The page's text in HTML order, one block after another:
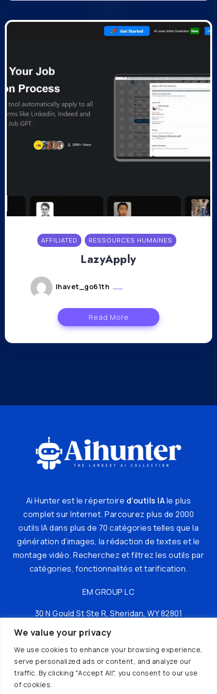
We value your privacy
We use cookies to enhance your browsing experience,
serve personalized ads or content, and analyze our
traffic. By clicking "Accept All", you consent to our use
of cookies.
AFFILIATED RESSOURCES HUMAINES
LazyApply
lhavet_go61th
Read More
Ai Hunter est le répertoire d’outils IAle plus
complet sur Internet. Parcourez plus de 2000
outils IA dans plus de 70 catégories telles que la
génération d’images, la rédaction de textes et le
montage vidéo. Recherchez et filtrez les outils par
catégories, fonctionnalités et tarification.
EM GROUP LC
30 N Gould St Ste R, Sheridan, WY 82801
tél : +16197149049